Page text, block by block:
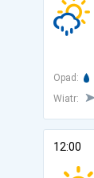
Opad:
Wiatr:
12:00